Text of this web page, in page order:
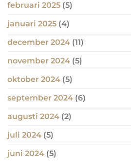
februari 2025 (5)
januari 2025 (4)
december 2024 (11)
november 2024 (5)
oktober 2024 (5)
september 2024 (6)
augusti 2024 (2)
juli 2024 (5)
juni 2024 (5)